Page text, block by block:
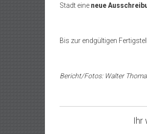
Stadt eine neue
Bis zur endgültigen
Bericht/Fotos: Walter
Ihr